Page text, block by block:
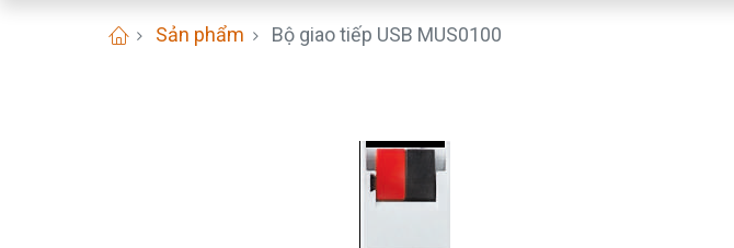
Sản phẩm Bộ giao tiếp USB MUS0100